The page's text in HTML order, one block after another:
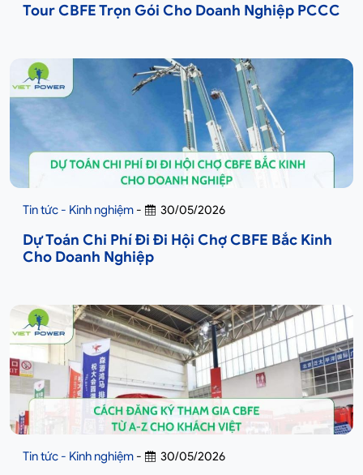
Tour CBFE Trọn Gói Cho Doanh Nghiệp PCCC
Tin tức - Kinh nghiệm - 30/05/2026
Dự Toán Chi Phí Đi Đi Hội Chợ CBFE Bắc Kinh
Cho Doanh Nghiệp
Tin tức - Kinh nghiệm - 30/05/2026